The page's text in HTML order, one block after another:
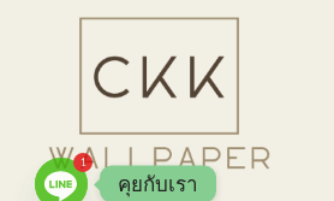
1
คุยกับเรา